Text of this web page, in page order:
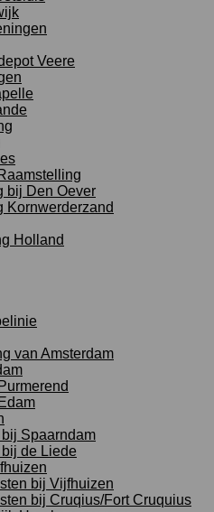
Veere
bij Den Oever
Kornwerderzand
Holland
van Amsterdam
Spaarndam
de Liede
bij Vijfhuizen
bij Cruqius/Fort Cruquius